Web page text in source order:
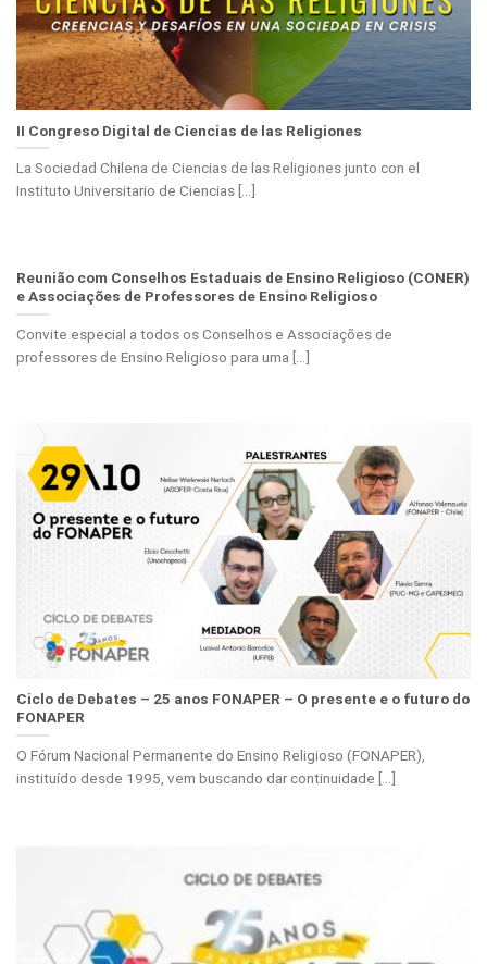
II Congreso Digital de Ciencias de las Religiones
La Sociedad Chilena de Ciencias de las Religiones junto con el
Instituto Universitario de Ciencias [...]
Reunião com Conselhos Estaduais de Ensino Religioso (CONER)
e Associações de Professores de Ensino Religioso
Convite especial a todos os Conselhos e Associações de
professores de Ensino Religioso para uma [...]
Ciclo de Debates – 25 anos FONAPER – O presente e o futuro do
FONAPER
O Fórum Nacional Permanente do Ensino Religioso (FONAPER),
instituído desde 1995, vem buscando dar continuidade [...]